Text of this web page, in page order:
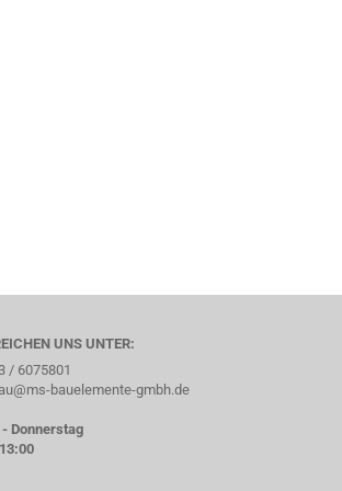
UNS UNTER:
/ 6075801
bauelemente-gmbh.de
Donnerstag